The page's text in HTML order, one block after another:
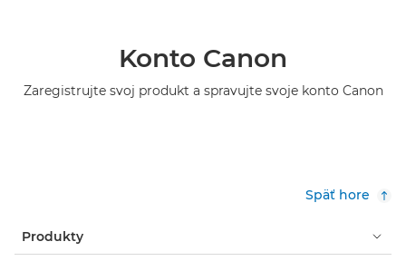
Konto Canon
Zaregistrujte svoj produkt a spravujte svoje konto Canon
Späť hore
Produkty